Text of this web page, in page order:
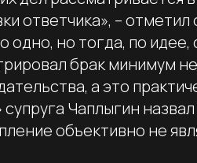
ответчика», –
одно, но тогда, по
брак минимум
а это
супруга Чаплыгин
объективно не